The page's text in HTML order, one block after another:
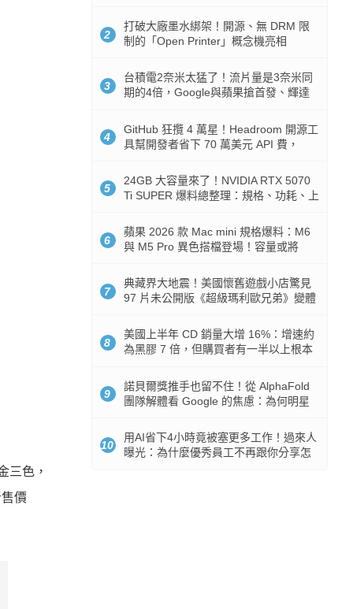
三色，
價
2
打破大廠墨水綁架！開源、無 DRM 限
制的「Open Printer」概念機亮相
3
台積電2奈米太猛了！流片量是3奈米同
期的4倍，Google與蘋果搶首發、輝達
4
GitHub 狂攬 4 萬星！Headroom 開源工
具幫開發者省下 70 萬美元 API 費，
5
24GB 大容量來了！NVIDIA RTX 5070
Ti SUPER 爆料總整理：規格、功耗、上
6
蘋果 2026 款 Mac mini 規格爆料：M6
與 M5 Pro 異色搭檔登場！容量或將
7
典藏界大地震！美國懷舊遊戲小店驚見
97 片未公開版《超級瑪利歐兄弟》變體
8
美國上半年 CD 銷量大增 16%：增速約
為黑膠 7 倍，但購買者有一半以上根本
9
諾貝爾獎推手也留不住！從 AlphaFold
團隊解體看 Google 的焦慮：為何明星
10
用AI省下4小時竟被塞更多工作！過來人
曝光：為什麼優秀員工不再跟你分享怎